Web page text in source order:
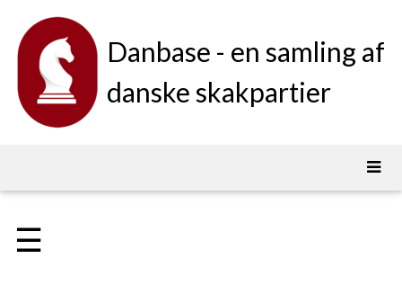
Danbase - en samling af
danske skakpartier
☰